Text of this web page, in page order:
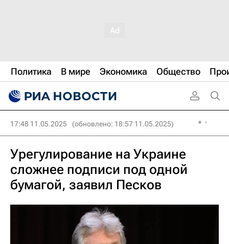
Политика В мире Экономика Общество
17:48 11.05.2025 (обновлено: 18:57 11.05.2025)
Урегулирование на Украине
сложнее подписи под одной
бумагой, заявил Песков